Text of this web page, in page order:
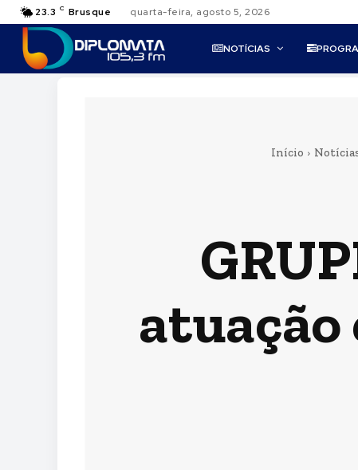
23.3 C Brusque quarta-feira, agosto 5, 2026
NOTÍCIAS
Início
atuação